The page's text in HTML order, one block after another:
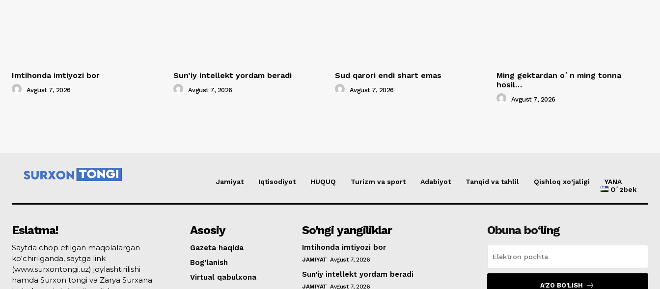
Imtihonda imtiyozi bor
Avgust 7, 2026
Sun’iy intellekt yordam beradi
Avgust 7, 2026
Sud qarori endi shart emas
Avgust 7, 2026
Ming gektardan oʻn ming tonna
hosil…
Avgust 7, 2026
Jamiyat Iqtisodiyot HUQUQ Turizm va sport Adabiyot Tanqid va tahlil Qishloq xo’jaligi
YANA
Oʻzbek
Eslatma!
Saytda chop etilgan maqolalargan
ko‘chirilganda, saytga link
(www.surxontongi.uz) joylashtirilishi
hamda Surxon tongi va Zarya Surxana
Asosiy
Gazeta haqida
Bog’lanish
Virtual qabulxona
So'ngi yangiliklar
Imtihonda imtiyozi bor
JAMIYAT Avgust 7, 2026
Sun’iy intellekt yordam beradi
JAMIYAT Avgust 7, 2026
Obuna bo‘ling
A'ZO BO'LISH